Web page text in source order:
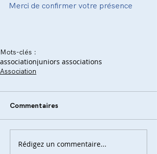
Merci de confirmer votre présence
Mots-clés :
associationjuniors associations
Association
Commentaires
Rédigez un commentaire...